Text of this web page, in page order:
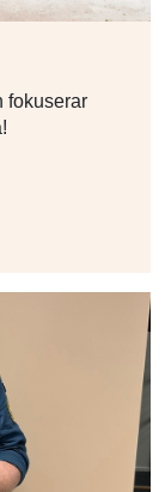
fokuserar